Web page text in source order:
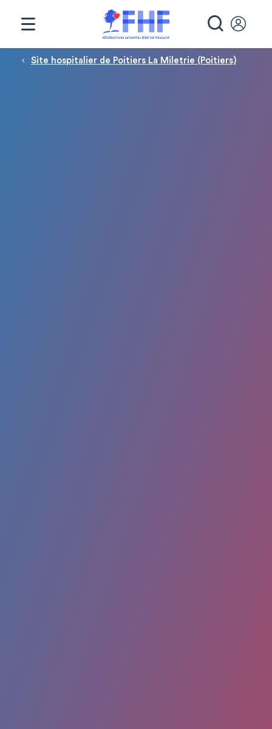
Fil d'Ariane
Site hospitalier de Poitiers La Miletrie (Poitiers)
Panneau de gestion des cookies